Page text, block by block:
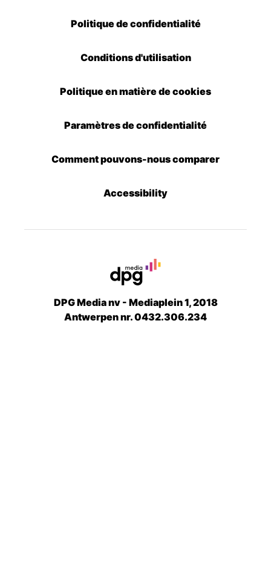
Politique de confidentialité
Conditions d'utilisation
Politique en matière de cookies
Paramètres de confidentialité
Comment pouvons-nous comparer
Accessibility
DPG Media nv - Mediaplein 1, 2018
Antwerpen nr. 0432.306.234